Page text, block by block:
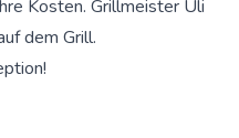
Kosten. Grillmeister Uli
dem Grill.